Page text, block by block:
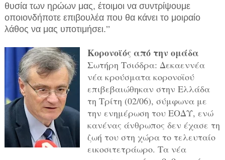
θυσία των ηρώων μας, έτοιμοι να συντρίψουμε
οποιονδήποτε επιβουλέα που θα κάνει το μοιραίο
λάθος να μας υποτιμήσει.’’
Κορονοϊός από την ομάδα
Σωτήρη Τσιόδρα: Δεκαεννέα
νέα κρούσματα κορονοϊού
επιβεβαιώθηκαν στην Ελλάδα
τη Τρίτη (02/06), σύμφωνα με
την ενημέρωση του ΕΟΔΥ, ενώ
κανένας άνθρωπος δεν έχασε τη
ζωή του στη χώρα το τελευταίο
εικοσιτετράωρο. Τα νέα